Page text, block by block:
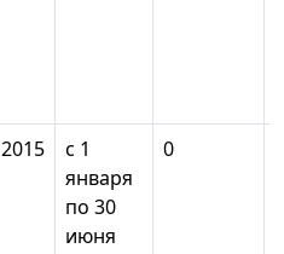
2015
с 1
января
по 30
июня
0